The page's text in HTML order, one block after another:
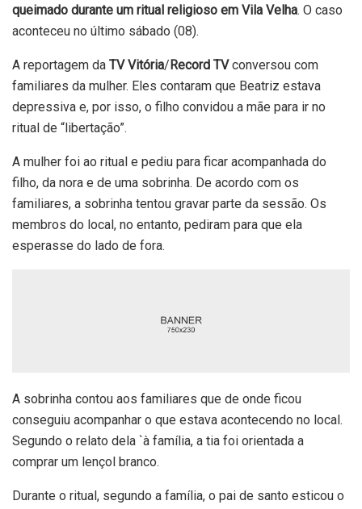
queimado durante um ritual religioso em Vila Velha. O caso
aconteceu no último sábado (08).
A reportagem da TV Vitória/Record TVconversou com
familiares da mulher. Eles contaram que Beatriz estava
depressiva e, por isso, o filho convidou a mãe para ir no
ritual de “libertação”.
A mulher foi ao ritual e pediu para ficar acompanhada do
filho, da nora e de uma sobrinha. De acordo com os
familiares, a sobrinha tentou gravar parte da sessão. Os
membros do local, no entanto, pediram para que ela
esperasse do lado de fora.
A sobrinha contou aos familiares que de onde ficou
conseguiu acompanhar o que estava acontecendo no local.
Segundo o relato dela `à família, a tia foi orientada a
comprar um lençol branco.
Durante o ritual, segundo a família, o pai de santo esticou o